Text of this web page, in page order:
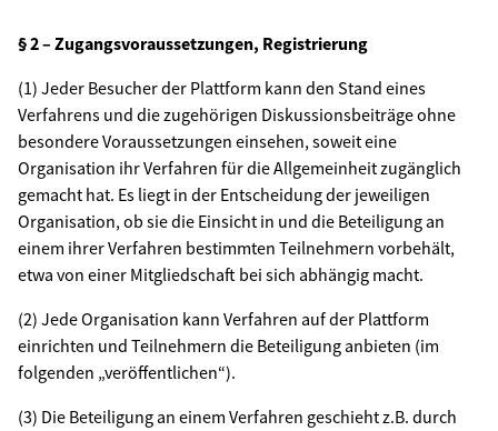
§ 2 – Zugangsvoraussetzungen, Registrierung
(1) Jeder Besucher der Plattform kann den Stand eines
Verfahrens und die zugehörigen Diskussionsbeiträge ohne
besondere Voraussetzungen einsehen, soweit eine
Organisation ihr Verfahren für die Allgemeinheit zugänglich
gemacht hat. Es liegt in der Entscheidung der jeweiligen
Organisation, ob sie die Einsicht in und die Beteiligung an
einem ihrer Verfahren bestimmten Teilnehmern vorbehält,
etwa von einer Mitgliedschaft bei sich abhängig macht.
(2) Jede Organisation kann Verfahren auf der Plattform
einrichten und Teilnehmern die Beteiligung anbieten (im
folgenden „veröffentlichen“).
(3) Die Beteiligung an einem Verfahren geschieht z.B. durch